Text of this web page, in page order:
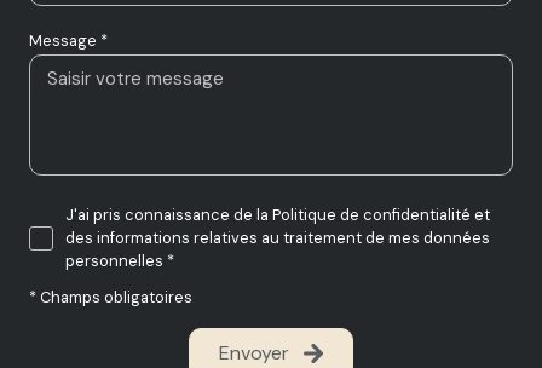
Message *
J'ai pris connaissance de la Politique de confidentialité et
des informations relatives au traitement de mes données
personnelles *
* Champs obligatoires
Envoyer